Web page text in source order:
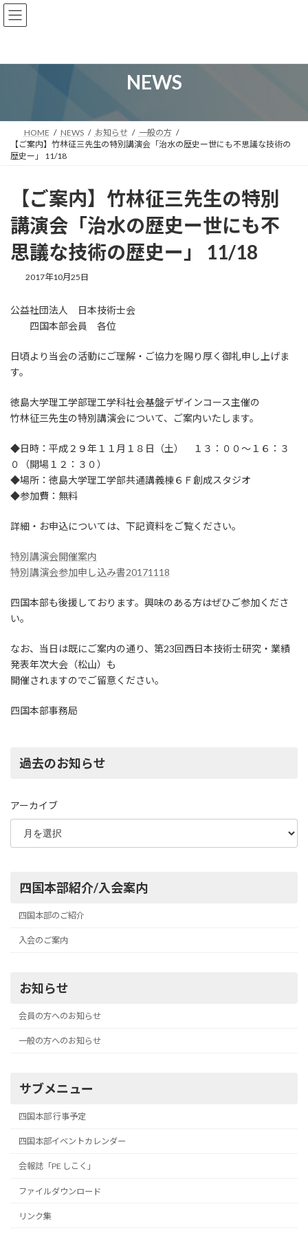
コ
ン
ツ
ナ
ビ
シ
NEWS
HOME NEWS お知らせ
一般の方
【ご案内】竹林征三先生の特別講演会「治水の歴史ー世にも不思議な技術の
歴史ー」 11/18
【ご案内】竹林征三先生の特別
講演会「治水の歴史ー世にも不
思議な技術の歴史ー」 11/18
2017年10月25日
公益社団法人 日本技術士会
四国本部会員 各位
日頃より当会の活動にご理解・ご協力を賜り厚く御礼申し上げま
す。
徳島大学理工学部理工学科社会基盤デザインコース主催の
竹林征三先生の特別講演会について、ご案内いたします。
◆日時：平成２９年１１月１８日（土） １３：００～１６：３
０（開場１２：３０）
◆場所：徳島大学理工学部共通講義棟６Ｆ創成スタジオ
◆参加費：無料
詳細・お申込については、下記資料をご覧ください。
特別講演会開催案内
特別講演会参加申し込み書20171118
四国本部も後援しております。興味のある方はぜひご参加くださ
い。
なお、当日は既にご案内の通り、第23回西日本技術士研究・業績
発表年次大会（松山）も
開催されますのでご留意ください。
四国本部事務局
過去のお知らせ
アーカイブ
四国本部紹介/入会案内
四国本部のご紹介
入会のご案内
お知らせ
会員の方へのお知らせ
一般の方へのお知らせ
サブメニュー
四国本部 行事予定
四国本部イベントカレンダー
会報誌「PE しこく」
ファイルダウンロード
リンク集